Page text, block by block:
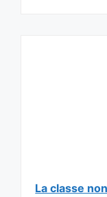
La classe